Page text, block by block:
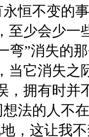
不变的事
至少会少一
”消失的那
当它消失之
，拥有时
的人不在
，这让我